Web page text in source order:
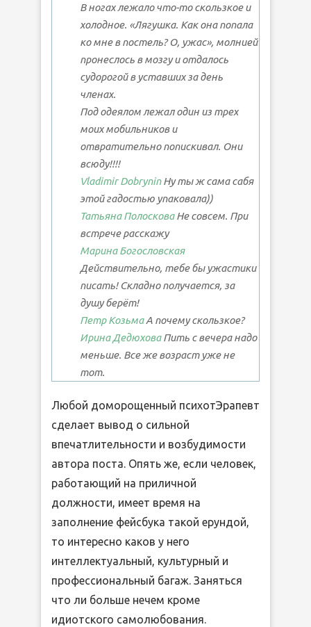
В ногах лежало что-то скользкое и
холодное. «Лягушка. Как она попала
ко мне в постель? О, ужас», молнией
пронеслось в мозгу и отдалось
судорогой в уставших за день
членах.
Под одеялом лежал один из трех
моих мобильников и
отвратительно попискивал. Они
всюду!!!!
Vladimir DobryninНу ты ж сама сабя
этой гадостью упаковала))
Татьяна ПолосковаНе совсем. При
встрече расскажу
Марина Богословская
Действительно, тебе бы ужастики
писать! Складно получается, за
душу берёт!
Петр КозьмаА почему скользкое?
Ирина ДедюховаПить с вечера надо
меньше. Все же возраст уже не
тот.
Любой доморощенный психотЭрапевт
сделает вывод о сильной
впечатлительности и возбудимости
автора поста. Опять же, если человек,
работающий на приличной
должности, имеет время на
заполнение фейсбука такой ерундой,
то интересно каков у него
интеллектуальный, культурный и
профессиональный багаж. Заняться
что ли больше нечем кроме
идиотского самолюбования.